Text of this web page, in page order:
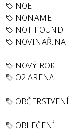
NOE
NONAME
NOT FOUND
NOVINAŘINA
NOVÝ ROK
O2 ARENA
OBČERSTVENÍ
OBLEČENÍ